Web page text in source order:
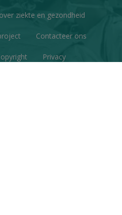
ziekte en gezondheid
Contacteer ons
Privacy